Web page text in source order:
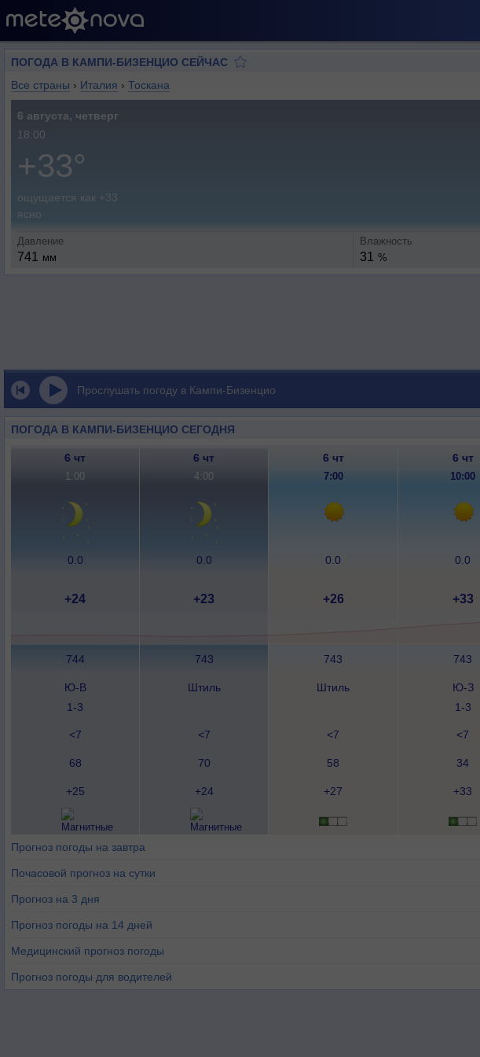
ПОГОДА В КАМПИ-БИЗЕНЦИО СЕЙЧАС
Все страны › Италия › Тоскана
6 августа, четверг
18:00
+33°
ощущается как +33
ясно
Давление
741 мм
Влажность
31 %
Прослушать погоду в Кампи-Бизенцио
ПОГОДА В КАМПИ-БИЗЕНЦИО СЕГОДНЯ
6 чт 6 чт 6 чт 6 чт
1:00 4:00 7:00 10:00
0.0 0.0 0.0 0.0
+24 +23 +26 +33
744 743 743 743
Ю-В
1-3
Штиль Штиль
Ю-З
1-3
<7 <7 <7 <7
68 70 58 34
+25 +24 +27 +33
Прогноз погоды на завтра
Почасовой прогноз на сутки
Прогноз на 3 дня
Прогноз погоды на 14 дней
Медицинский прогноз погоды
Прогноз погоды для водителей